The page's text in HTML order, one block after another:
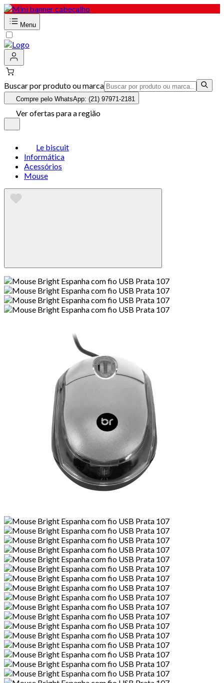
Menu
Buscar por produto ou marca
Compre pelo WhatsApp: (21) 97971-2181
Ver ofertas para a região
Le biscuit
Informática
Acessórios
Mouse